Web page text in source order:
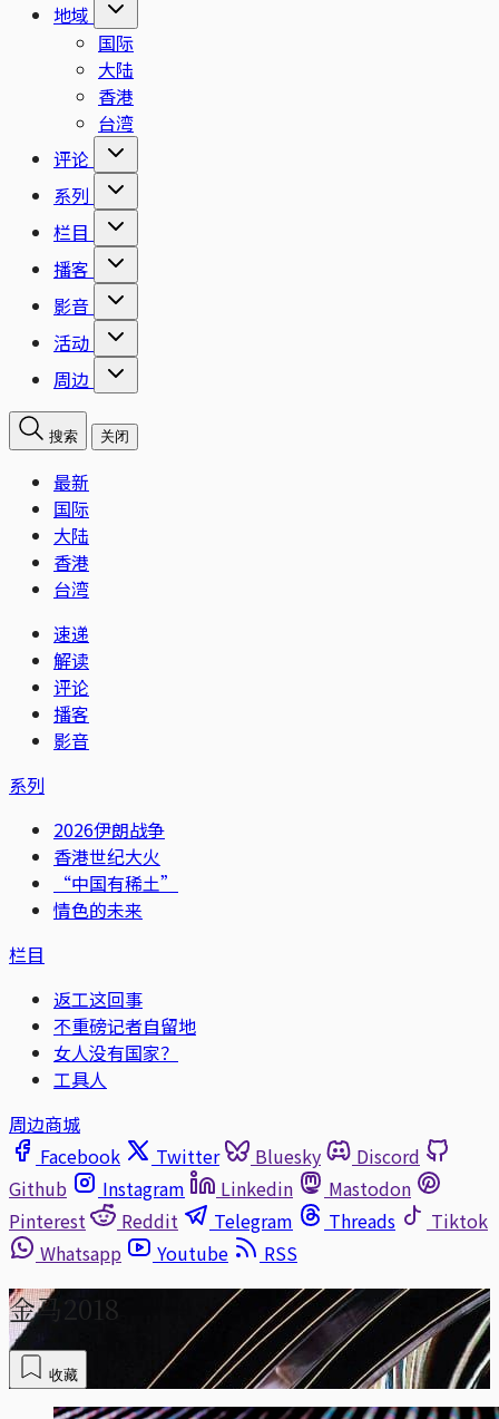
地域
国际
大陆
香港
台湾
评论
系列
栏目
播客
影音
活动
周边
搜索 关闭
最新
国际
大陆
香港
台湾
速递
解读
评论
播客
影音
系列
2026伊朗战争
香港世纪大火
“中国有稀土”
情色的未来
栏目
返工这回事
不重磅记者自留地
女人没有国家？
工具人
周边商城
Facebook
Twitter Bluesky
Discord
Github
Instagram Linkedin
Mastodon
Pinterest
Reddit Telegram Threads
Tiktok
Whatsapp
Youtube RSS
金马2018
收藏